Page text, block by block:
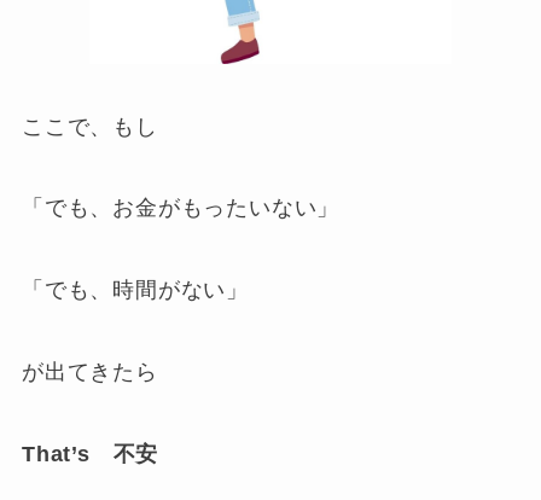
ここで、もし
「でも、お金がもったいない」
「でも、時間がない」
が出てきたら
That’s 不安